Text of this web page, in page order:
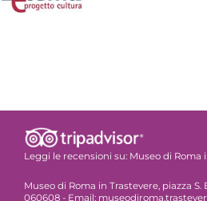
Leggi le recensioni su: Museo di Roma
Museo di Roma in Trastevere, piazza S.
060608 - Email: